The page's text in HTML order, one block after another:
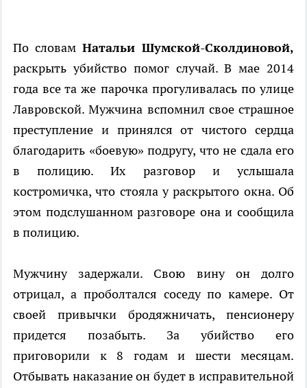
По словамНатальи Шумской-Сколдиновой,
раскрыть убийство помог случай. В мае 2014
года все та же парочка прогуливалась по улице
Лавровской. Мужчина вспомнил свое страшное
преступление и принялся от чистого сердца
благодарить «боевую» подругу, что не сдала его
в полицию. Их разговор и услышала
костромичка, что стояла у раскрытого окна. Об
этом подслушанном разговоре она и сообщила
в полицию.
Мужчину задержали. Свою вину он долго
отрицал, а проболтался соседу по камере. От
своей привычки бродяжничать, пенсионеру
придется позабыть. За убийство его
приговорили к 8 годам и шести месяцам.
Отбывать наказание он будет в исправительной